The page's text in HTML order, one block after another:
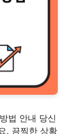
법 안내 당신
. 끔찍한 상황